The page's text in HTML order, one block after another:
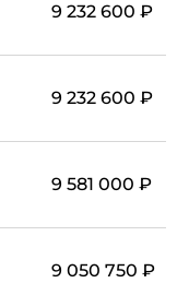
9 232 600 ₽
9 232 600 ₽
9 581 000 ₽
9 050 750 ₽